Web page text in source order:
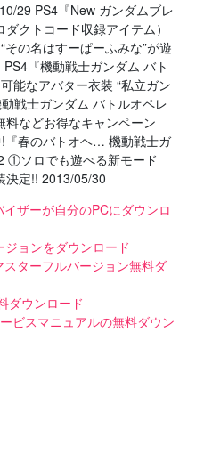
29 PS4『New ガンダムブレ
クトコード収録アイテム）
の名はすーぱーふみな”が遊
『機動戦士ガンダム バト
能なアバター衣装 “私立ガン
戦士ガンダム バトルオペレ
などお得なキャンペーン
!『春のバトオヘ… 機動戦士ガ
①ソロでも遊べる新モード
決定!! 2013/05/30
ザーが自分のPCにダウンロ
ョンをダウンロード
ターフルバージョン無料ダ
ダウンロード
ビスマニュアルの無料ダウン